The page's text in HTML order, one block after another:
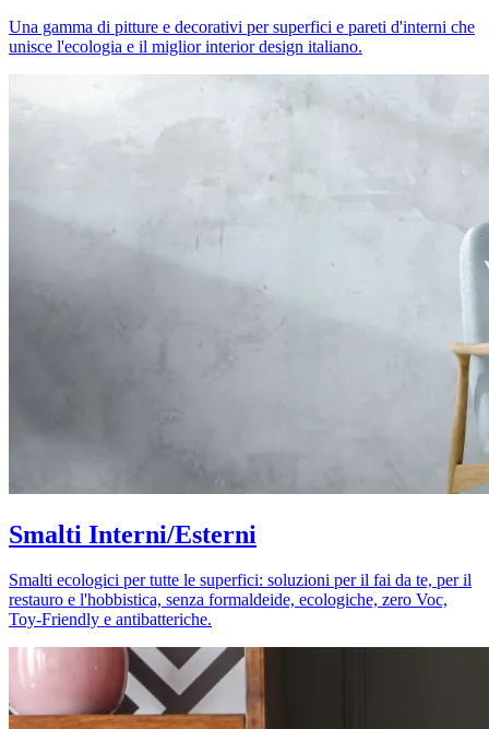
Una gamma di pitture e decorativi per superfici e pareti d'interni che
unisce l'ecologia e il miglior interior design italiano.
Smalti Interni/Esterni
Smalti ecologici per tutte le superfici: soluzioni per il fai da te, per il
restauro e l'hobbistica, senza formaldeide, ecologiche, zero Voc,
Toy-Friendly e antibatteriche.